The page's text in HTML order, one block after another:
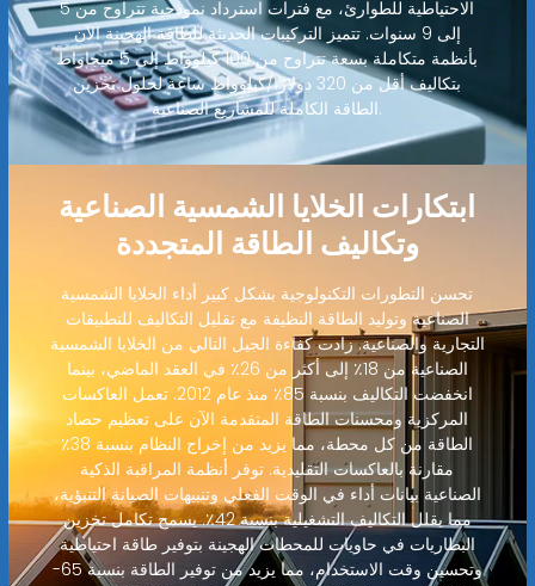
الاحتياطية للطوارئ، مع فترات استرداد نموذجية تتراوح من 5
إلى 9 سنوات. تتميز التركيبات الحديثة للطاقة الهجينة الآن
بأنظمة متكاملة بسعة تتراوح من 100 كيلوواط إلى 5 ميجاواط
بتكاليف أقل من 320 دولارًا/كيلوواط ساعة لحلول تخزين
الطاقة الكاملة للمشاريع الصناعية.
ابتكارات الخلايا الشمسية الصناعية
وتكاليف الطاقة المتجددة
تحسن التطورات التكنولوجية بشكل كبير أداء الخلايا الشمسية
الصناعية وتوليد الطاقة النظيفة مع تقليل التكاليف للتطبيقات
التجارية والصناعية. زادت كفاءة الجيل التالي من الخلايا الشمسية
الصناعية من 18٪ إلى أكثر من 26٪ في العقد الماضي، بينما
انخفضت التكاليف بنسبة 85٪ منذ عام 2012. تعمل العاكسات
المركزية ومحسنات الطاقة المتقدمة الآن على تعظيم حصاد
الطاقة من كل محطة، مما يزيد من إخراج النظام بنسبة 38٪
مقارنة بالعاكسات التقليدية. توفر أنظمة المراقبة الذكية
الصناعية بيانات أداء في الوقت الفعلي وتنبيهات الصيانة التنبؤية،
مما يقلل التكاليف التشغيلية بنسبة 42٪. يسمح تكامل تخزين
البطاريات في حاويات للمحطات الهجينة بتوفير طاقة احتياطية
وتحسين وقت الاستخدام، مما يزيد من توفير الطاقة بنسبة 65-